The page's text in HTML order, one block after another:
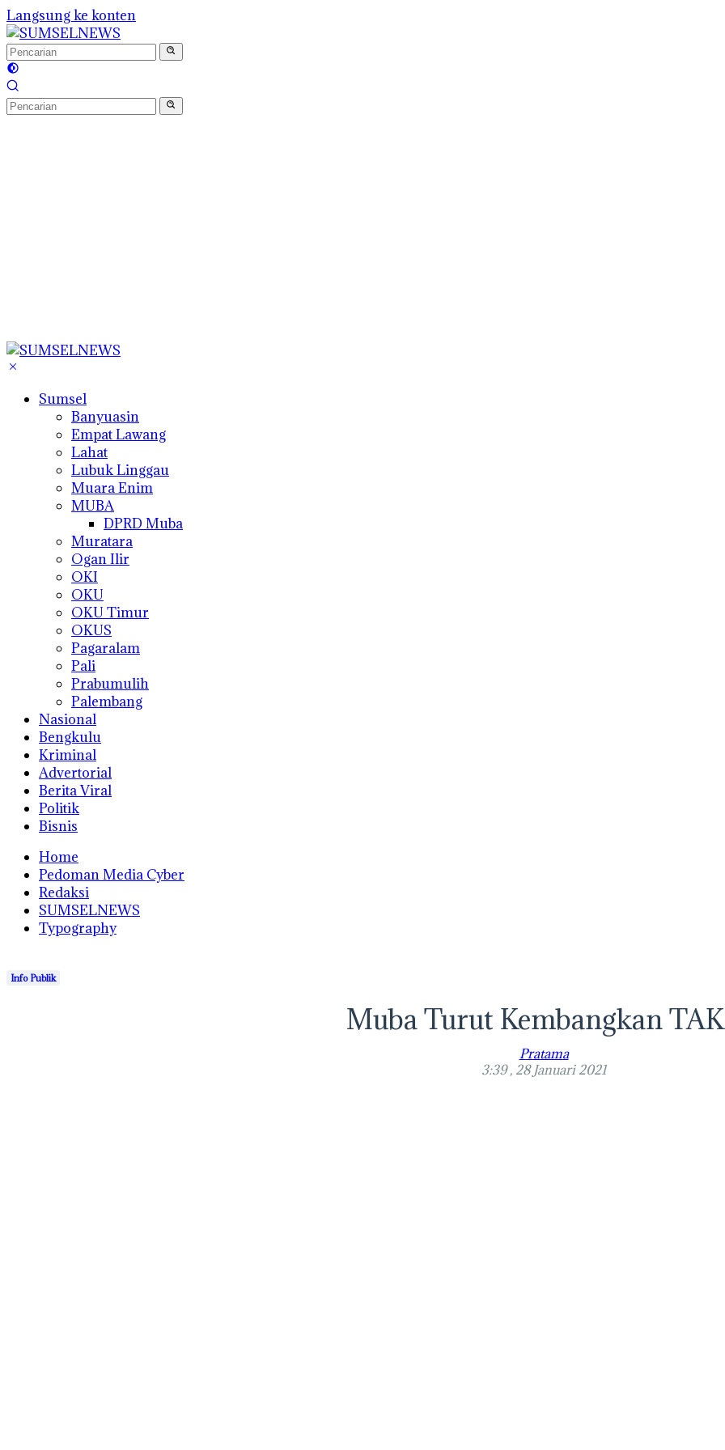
Langsung ke konten
Sumsel
Banyuasin
Empat Lawang
Lahat
Lubuk Linggau
Muara Enim
MUBA
DPRD Muba
Muratara
Ogan Ilir
OKI
OKU
OKU Timur
OKUS
Pagaralam
Pali
Prabumulih
Palembang
Nasional
Bengkulu
Kriminal
Advertorial
Berita Viral
Politik
Bisnis
Home
Pedoman Media Cyber
Redaksi
SUMSELNEWS
Typography
Info Publik
Muba Turut Kembangkan
Pratama
3:39 , 28 Januari 2021